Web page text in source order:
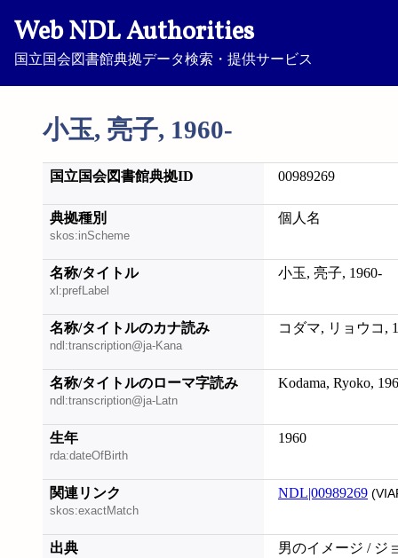
Web NDL Authorities
国立国会図書館典拠データ検索・提供サービス
小玉, 亮子, 1960-
国立国会図書館典拠ID 00989269
典拠種別
skos:inScheme
個人名
名称/タイトル
xl:prefLabel
小玉, 亮子, 1960-
名称/タイトルのカナ読み
ndl:transcription@ja-Kana
コダマ, リョウコ,
名称/タイトルのローマ字読み
ndl:transcription@ja-Latn
Kodama, Ryoko,
生年
rda:dateOfBirth
1960
関連リンク
skos:exactMatch
NDL|00989269
出典
男のイメージ / ジ